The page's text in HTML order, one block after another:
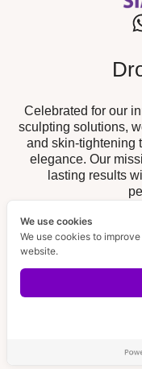
Celebrated for our
sculpting solutions,
and skin-tightening
elegance. Our
lasting results
BISP Branch :
We use cookies
We use cookies to
website.